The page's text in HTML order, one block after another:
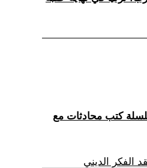
كتب محادثات مع
الفكر الديني